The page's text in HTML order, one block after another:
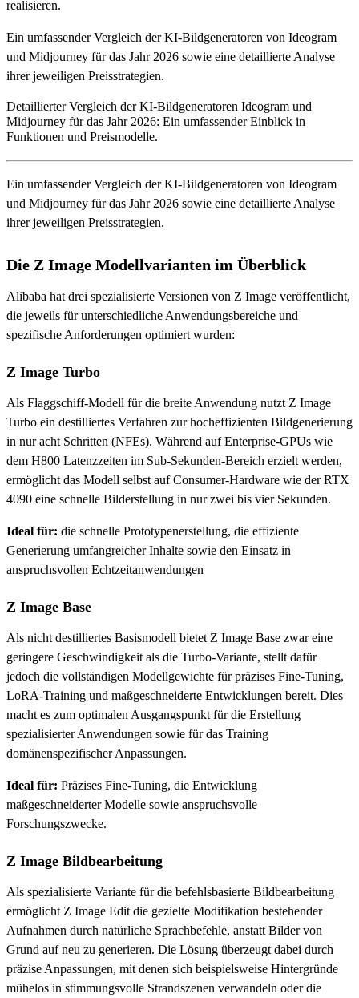
realisieren.
Ein umfassender Vergleich der KI-Bildgeneratoren von Ideogram
und Midjourney für das Jahr 2026 sowie eine detaillierte Analyse
ihrer jeweiligen Preisstrategien.
Detaillierter Vergleich der KI-Bildgeneratoren Ideogram und
Midjourney für das Jahr 2026: Ein umfassender Einblick in
Funktionen und Preismodelle.
Ein umfassender Vergleich der KI-Bildgeneratoren von Ideogram
und Midjourney für das Jahr 2026 sowie eine detaillierte Analyse
ihrer jeweiligen Preisstrategien.
Die Z Image Modellvarianten im Überblick
Alibaba hat drei spezialisierte Versionen von Z Image veröffentlicht,
die jeweils für unterschiedliche Anwendungsbereiche und
spezifische Anforderungen optimiert wurden:
Z Image Turbo
Als Flaggschiff-Modell für die breite Anwendung nutzt Z Image
Turbo ein destilliertes Verfahren zur hocheffizienten Bildgenerierung
in nur acht Schritten (NFEs). Während auf Enterprise-GPUs wie
dem H800 Latenzzeiten im Sub-Sekunden-Bereich erzielt werden,
ermöglicht das Modell selbst auf Consumer-Hardware wie der RTX
4090 eine schnelle Bilderstellung in nur zwei bis vier Sekunden.
Ideal für: die schnelle Prototypenerstellung, die effiziente
Generierung umfangreicher Inhalte sowie den Einsatz in
anspruchsvollen Echtzeitanwendungen
Z Image Base
Als nicht destilliertes Basismodell bietet Z Image Base zwar eine
geringere Geschwindigkeit als die Turbo-Variante, stellt dafür
jedoch die vollständigen Modellgewichte für präzises Fine-Tuning,
LoRA-Training und maßgeschneiderte Entwicklungen bereit. Dies
macht es zum optimalen Ausgangspunkt für die Erstellung
spezialisierter Anwendungen sowie für das Training
domänenspezifischer Anpassungen.
Ideal für: Präzises Fine-Tuning, die Entwicklung
maßgeschneiderter Modelle sowie anspruchsvolle
Forschungszwecke.
Z Image Bildbearbeitung
Als spezialisierte Variante für die befehlsbasierte Bildbearbeitung
ermöglicht Z Image Edit die gezielte Modifikation bestehender
Aufnahmen durch natürliche Sprachbefehle, anstatt Bilder von
Grund auf neu zu generieren. Die Lösung überzeugt dabei durch
präzise Anpassungen, mit denen sich beispielsweise Hintergründe
mühelos in stimmungsvolle Strandszenen verwandeln oder die